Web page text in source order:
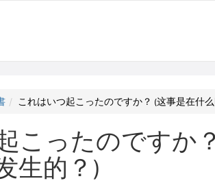
これはいつ起こったのですか？ (这事是在什
こったのですか
生的？)